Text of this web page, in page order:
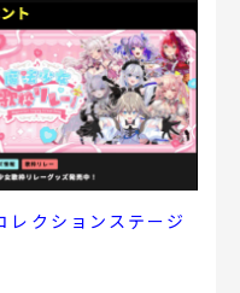
レクションステージ